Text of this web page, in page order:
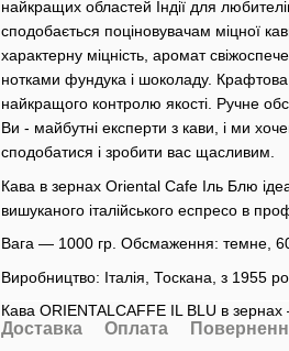
найкращих областей Індії для
сподобається поціновувачам міцної
характерну міцність, аромат
нотками фундука і шоколаду.
найкращого контролю якості. Ручне
Ви - майбутні експерти з кави, і ми
сподобатися і зробити вас щасливим.
Кава в зернах Oriental Cafe Іль Блю
вишуканого італійського еспресо в
Вага — 1000 гр. Обсмаження: темне,
Виробництво: Італія, Тоскана, з 1955
Кава ORIENTALCAFFE IL BLU в зернах
Доставка Оплата